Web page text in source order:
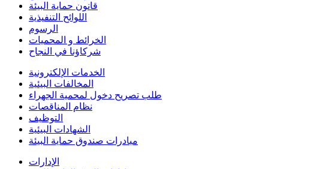
قانون حماية البيئة
اللوائح التنفيذية
الرسوم
الخرائط و المحميات
شركاؤنا في النجاح
الخدمات الإلكترونية
المخالفات البيئية
طلب تصريح دخول لمحمية الجهراء
نظام المناقصات
التوظيف
الشهادات البيئية
مبادرات صندوق حماية البيئة
الإدارات